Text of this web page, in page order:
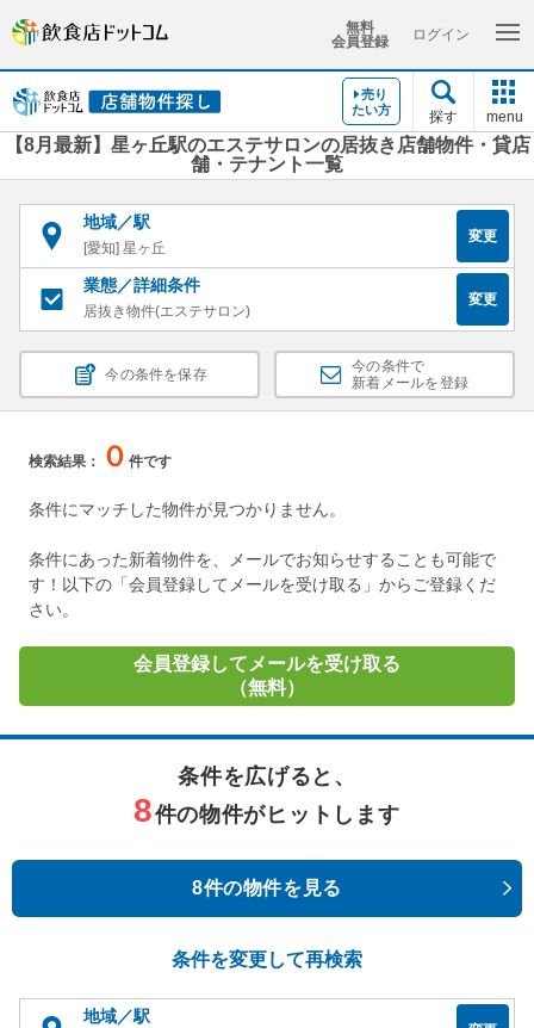
無料
会員登録
ログイン
売り
たい方
探す menu
【8月最新】星ヶ丘駅のエステサロンの居抜き店舗物件・貸店
舗・テナント一覧
地域／駅
[愛知] 星ヶ丘
変更
業態／詳細条件
居抜き物件(エステサロン)
変更
今の条件を保存
今の条件で
新着メールを登録
検索結果： ０ 件です
条件にマッチした物件が見つかりません。
条件にあった新着物件を、メールでお知らせすることも可能で
す！以下の「会員登録してメールを受け取る」からご登録くだ
さい。
会員登録してメールを受け取る
（無料）
条件を広げると、
8件の物件がヒットします
8件の物件を見る
条件を変更して再検索
地域／駅